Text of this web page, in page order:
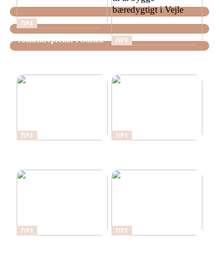
TIPS
Totalentreprenør i Odense TIPS
TIPS TIPS
TIPS TIPS